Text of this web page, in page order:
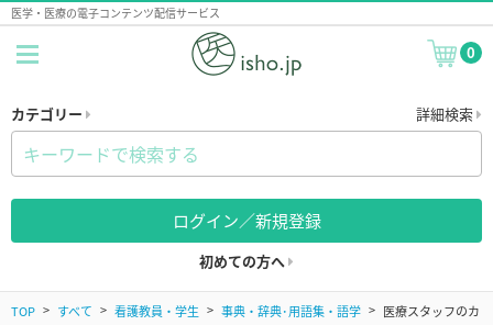
医学・医療の電子コンテンツ配信サービス
0
カテゴリー 詳細検索
ログイン／新規登録
初めての方へ
TOP すべて 看護教員・学生 事典・辞典･用語集・語学
医療スタッフのカ